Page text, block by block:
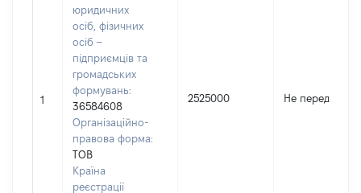
1
юридичних
осіб, фізичних
осіб –
підприємців та
громадських
формувань:
36584608
Організаційно-
правова форма:
ТОВ
Країна
реєстрації
2525000 Не передано